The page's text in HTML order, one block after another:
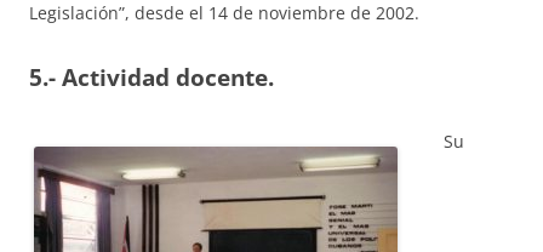
Legislación”, desde el 14 de noviembre de 2002.
5.- Actividad docente.
Su